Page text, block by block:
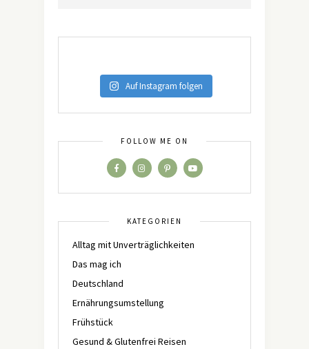
Auf Instagram folgen
FOLLOW ME ON
KATEGORIEN
Alltag mit Unverträglichkeiten
Das mag ich
Deutschland
Ernährungsumstellung
Frühstück
Gesund & Glutenfrei Reisen